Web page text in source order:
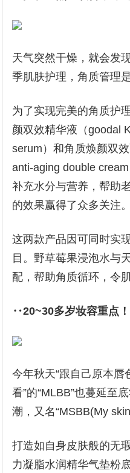
天气突然干燥，就会发
季肌肤护理，角质管理是
为了实现完美的角质护
颜双效精华液（goodal
serum）和角质焕颜双
anti-aging double
补充水分与营养，帮助
的效果赢得了众多关注。
这两款产品因可同时实
目。野草莓果浸泡水与
配，帮助角质循环，令
‥20~30多岁妆容重点
今年秋天“跟自己原本
看”的“MLBB”也蔓延至
潮，又名“MSBB(My skin
打造如自身皮肤般的无
力凝脂水润精华气垫粉